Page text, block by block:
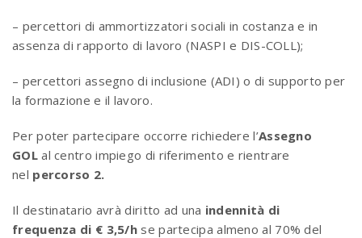
– percettori di ammortizzatori sociali in costanza e in
assenza di rapporto di lavoro (NASPI e DIS-COLL);
– percettori assegno di inclusione (ADI) o di supporto per
la formazione e il lavoro.
Per poter partecipare occorre richiedere l’Assegno
GOLal centro impiego di riferimento e rientrare
nel percorso 2.
Il destinatario avrà diritto ad una indennità di
frequenza di € 3,5/h se partecipa almeno al 70% del